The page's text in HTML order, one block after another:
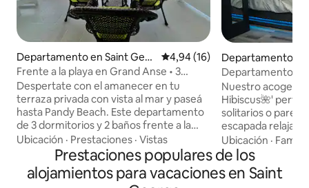
Departamento en Saint Geor
ge's
Calificación promedio: 4,94 de
4,94 (16)
Frente a la playa en Grand Anse • 3
habitaciones • Aire acondicionado
Despertate con el amanecer en tu
terraza privada con vista al mar y paseá
hasta Pandy Beach. Este departamento
de 3 dormitorios y 2 baños frente a la
playa en Grand Anse tiene capacidad
para seis personas e incluye aire
acondicionado en cada dormitorio, una
cocina totalmente equipada para
Ubicación · Prestaciones · Vistas
Departamento en
ge's
Departamento
jardín y estanque
Nuestro
Hibiscus🌺'
solitarios o
escapada
estadio
histórica ciudad
minutos del
espacio
Ubicación · Familia
Prestaciones populares de los
alojamientos para vacaciones en Saint